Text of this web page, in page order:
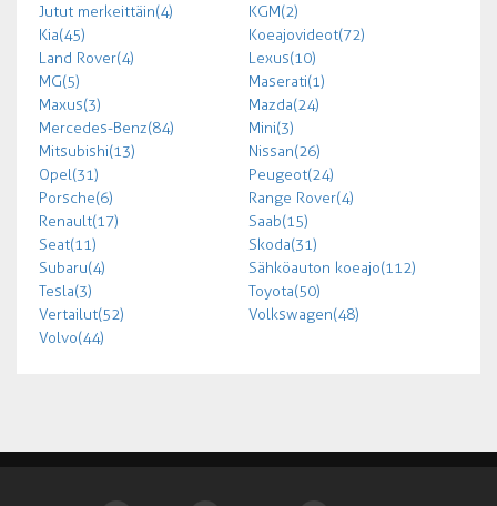
Jutut merkeittäin (4)
KGM (2)
Kia (45)
Koeajovideot (72)
Land Rover (4)
Lexus (10)
MG (5)
Maserati (1)
Maxus (3)
Mazda (24)
Mercedes-Benz (84)
Mini (3)
Mitsubishi (13)
Nissan (26)
Opel (31)
Peugeot (24)
Porsche (6)
Range Rover (4)
Renault (17)
Saab (15)
Seat (11)
Skoda (31)
Subaru (4)
Sähköauton koeajo (112)
Tesla (3)
Toyota (50)
Vertailut (52)
Volkswagen (48)
Volvo (44)